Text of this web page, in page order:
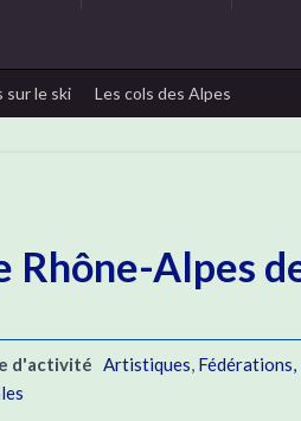
sur le ski Les cols des Alpes
Rhône-Alpes
d'activité Artistiques